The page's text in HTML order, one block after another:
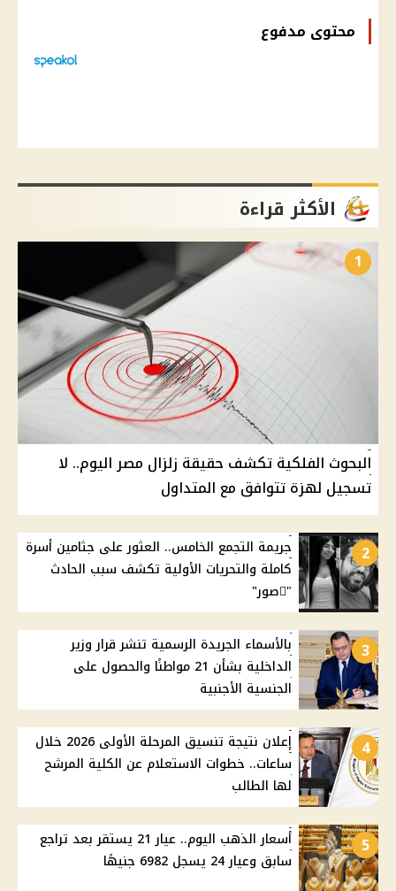
محتوى مدفوع
الأكثر قراءة
1
البحوث الفلكية تكشف حقيقة زلزال مصر اليوم.. لا
تسجيل لهزة تتوافق مع المتداول
2
جريمة التجمع الخامس.. العثور على جثامين أسرة
كاملة والتحريات الأولية تكشف سبب الحادث
"ًصور"
3
بالأسماء الجريدة الرسمية تنشر قرار وزير
الداخلية بشأن 21 مواطنًا والحصول على
الجنسية الأجنبية
4
إعلان نتيجة تنسيق المرحلة الأولى 2026 خلال
ساعات.. خطوات الاستعلام عن الكلية المرشح
لها الطالب
5
أسعار الذهب اليوم.. عيار 21 يستقر بعد تراجع
سابق وعيار 24 يسجل 6982 جنيهًا